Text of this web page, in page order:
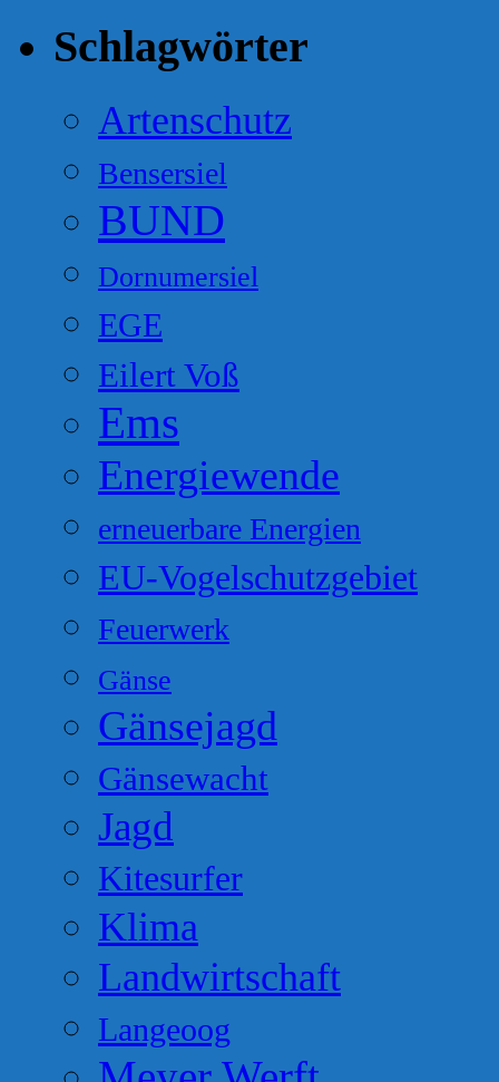
Schlagwörter
Artenschutz
Bensersiel
BUND
Dornumersiel
EGE
Eilert Voß
Ems
Energiewende
erneuerbare Energien
EU-Vogelschutzgebiet
Feuerwerk
Gänse
Gänsejagd
Gänsewacht
Jagd
Kitesurfer
Klima
Landwirtschaft
Langeoog